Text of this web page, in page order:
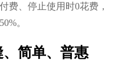
费、停止使用时0花费，
。
简单、普惠